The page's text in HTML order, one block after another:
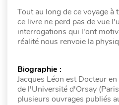
Tout au long de ce voyage
ce livre ne perd pas de vue
interrogations qui l'ont
réalité nous renvoie la
Biographie :
Jacques Léon est Docteur
de l'Université d'Orsay
plusieurs ouvrages publiés